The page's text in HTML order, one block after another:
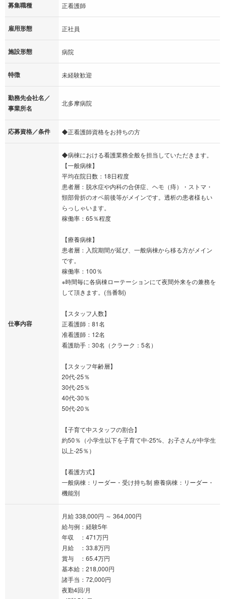
募集職種 正看護師
雇用形態 正社員
施設形態 病院
特徴 未経験歓迎
勤務先会社名／
事業所名
北多摩病院
応募資格／条件 ◆正看護師資格をお持ちの方
仕事内容
◆病棟における看護業務全般を担当していただきます。
【一般病棟】
平均在院日数：18日程度
患者層：脱水症や内科の合併症、ヘモ（痔）・ストマ・
頸部骨折のオペ前後等がメインです。透析の患者様もい
らっしゃいます。
稼働率：65％程度
【療養病棟】
患者層：入院期間が延び、一般病棟から移る方がメイン
です。
稼働率：100％
※時間毎に各病棟ローテーションにて夜間外来をの兼務を
して頂きます。(当番制)
【スタッフ人数】
正看護師：81名
准看護師：12名
看護助手：30名（クラーク：5名）
【スタッフ年齢層】
20代-25％
30代-25％
40代-30％
50代-20％
【子育て中スタッフの割合】
約50％（小学生以下を子育て中-25%、お子さんが中学生
以上-25％）
【看護方式】
一般病棟：リーダー・受け持ち制 療養病棟：リーダー・
機能別
月給 338,000円 ～ 364,000円
給与例：経験5年
年収 ：471万円
月給 ：33.8万円
賞与 ：65.4万円
基本給：218,000円
諸手当：72,000円
夜勤4回/月